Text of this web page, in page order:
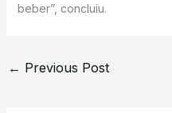
beber”, concluiu.
← Previous Post